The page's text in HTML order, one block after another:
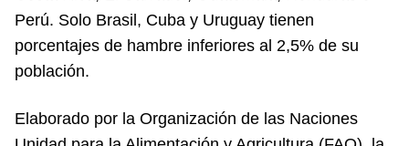
Perú. Solo Brasil, Cuba y Uruguay tienen
porcentajes de hambre inferiores al 2,5% de su
población.
Elaborado por la Organización de las Naciones